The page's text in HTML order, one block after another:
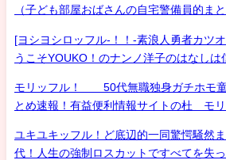
（子ども部屋おばさんの自宅警備員的まと
[ヨシヨシロッフル-！！-素浪人勇者カツ
うこそYOUKO！のナンノ洋子のはなしは
モリッフル！ 50代無職独身ガチホモ童
とめ速報！有益便利情報サイトの杜 モ
ユキユキッフル！ど底辺的一同驚愕騒然
代！人生の強制ロスカットですべてを失